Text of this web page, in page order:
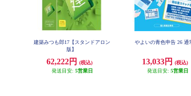
建築みつも郎17【スタンドアロン
版】
62,222円
(税込)
発送目安: 5営業日
やよいの青色申告 26 通
13,033円
(税込)
発送目安: 5営業日